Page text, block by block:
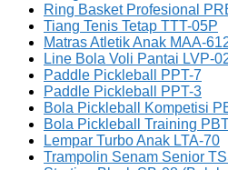
Ring Basket Profesional
Tiang Tenis Tetap TTT-05P
Matras Atletik Anak MAA-
Line Bola Voli Pantai LVP-
Paddle Pickleball PPT-7
Paddle Pickleball PPT-3
Bola Pickleball Kompetisi
Bola Pickleball Training
Lempar Turbo Anak LTA-70
Trampolin Senam Senior